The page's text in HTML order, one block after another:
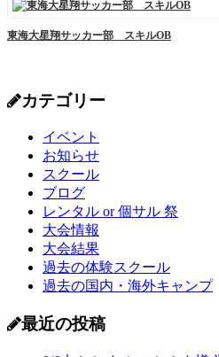
東海大星翔サッカー部 スキルOB
カテゴリー
イベント
お知らせ
スクール
ブログ
レンタル or 個サル 祭
大会情報
大会結果
過去の体験スクール
過去の国内・海外キャンプ
最近の投稿